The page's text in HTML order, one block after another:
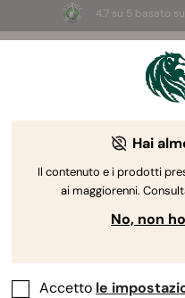
4.7 su 5 basato su
Summer Sales:
su prodotti
The
Hai
Il contenuto e i prodotti
ai maggiorenni.
No, non
Accetto le